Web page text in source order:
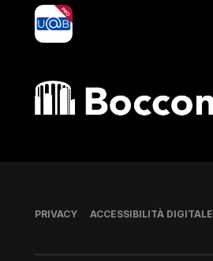
yoU@B
Bocconi shop
Piè di pagina
PRIVACY ACCESSIBILITÀ DIGITALE